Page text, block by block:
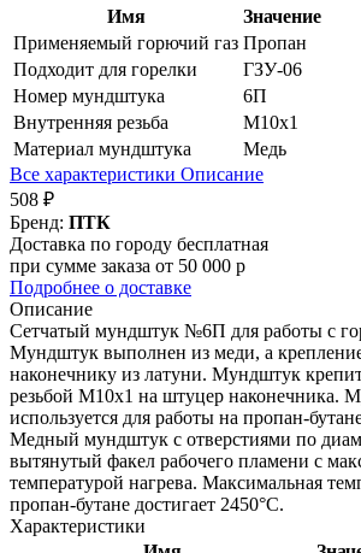
Имя
Значение
Применяемый горючий газ Пропан
Подходит для горелки
ГЗУ-06
Номер мундштука
6П
Внутренняя резьба
М10х1
Материал мундштука
Медь
Все характеристики Описание
508 ₽
Бренд: ПТК
Доставка по городу бесплатная
при сумме заказа от 50 000 р
Подробнее о доставке
Описание
Сетчатый мундштук №6П для работы с
Мундштук выполнен из меди, а
наконечнику из латуни. Мундштук
резьбой М10х1 на штуцер
используется для работы на пропан-
Медный мундштук с отверстиями по
вытянутый факел рабочего пламени с
температурой нагрева. Максимальная
пропан-бутане достигает 2450°С.
Характеристики